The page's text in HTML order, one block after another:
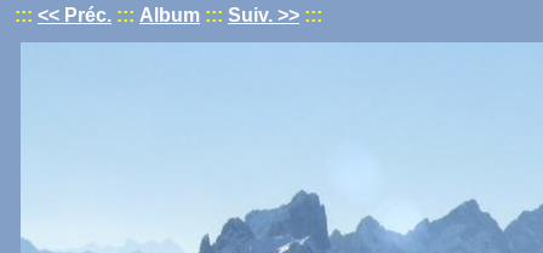
::: << Préc. ::: Album ::: Suiv. >> :::